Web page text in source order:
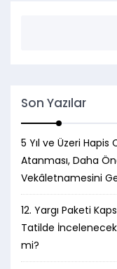
Son Yazılar
5 Yıl ve Üzeri Hapis
Atanması, Daha
Vekâletnamesini
12. Yargı Paketi
Tatilde
mi?